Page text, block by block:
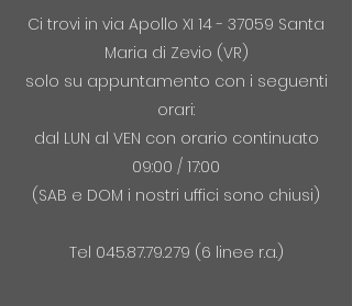
Ci trovi in via Apollo XI 14 - 37059 Santa
Maria di Zevio (VR)
solo su appuntamento con i seguenti
orari:
dal LUN al VEN con orario continuato
09:00 / 17:00
(SAB e DOM i nostri uffici sono chiusi)
Tel 045.87.79.279 (6 linee r.a.)